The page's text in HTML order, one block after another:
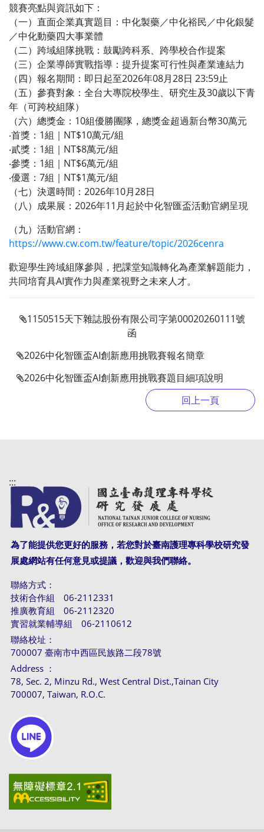
競賽亮點與資訊如下：
（一）直面企業真實題目：中化製藥／中化裕民／中化銀髮
／中化動藥四大事業體
（二）跨域組隊挑戰：鼓勵跨科系、跨學校合作提案
（三）企業導師實戰指導：提升提案可行性與產業連結力
（四）報名期間：即日起至2026年08月28日 23:59止
（五）參賽對象：全台大專院校學生、研究生及30歲以下青
年（可跨校組隊）
（六）總獎金：10組優勝團隊，總獎金超過新台幣30萬元
‧首獎：1組｜NT$10萬元/組
‧貳獎：1組｜NT$8萬元/組
‧參獎：1組｜NT$6萬元/組
‧優選：7組｜NT$1萬元/組
（七）決選時間：2026年10月28日
（八）成果展：2026年11月起於中化智匯盃活動官網呈現
（九）活動官網：
https://www.cw.com.tw/feature/topic/2026cenra
歡迎學生跨域組隊參與，把課堂知識轉化為產業解題能力，
共同培育具AI實作力與產業視野之未來人才。
1150515天下雜誌股份有限公司字第00020260111號
函
2026中化智匯盃AI創新應用挑戰賽報名簡章
2026中化智匯盃AI創新應用挑戰賽題目細項說明
:::
為了能提供您更好的服務，若您對於臺南護理專科學校研究發
展處網站有任何意見或提議，歡迎與我們聯絡。
聯絡方式：
技術合作組 06-2112331
推廣教育組 06-2112320
實習就業輔導組 06-2110612
聯絡校址：
700007 臺南市中西區民族路二段78號
Address ：
78, Sec. 2, Minzu Rd., West Central Dist.,Tainan City
700007, Taiwan, R.O.C.